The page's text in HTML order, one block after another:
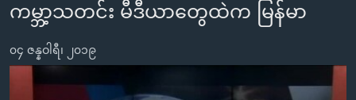
များ
ပင်မ
အကြောင်းအရာ
နိုင်ငံတကာ
တရုတ်
အစ္စရေး-ပါလက်စတိုင်း
ဗွီဒီယို
ရပ်ဝန်းတခု လမ်းတခု အလွန်
အင်္ဂလိပ်စာလေ့လာမယ်
ကမ္ဘာ့သတင်း မီဒီယာတွေထဲက မြန်မာ
၀၄ ဇန္နဝါရီ၊ ၂၀၁၉